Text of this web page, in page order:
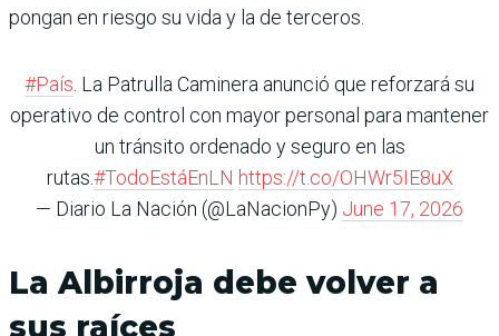
pongan en riesgo su vida y la de terceros.
#País. La Patrulla Caminera anunció que reforzará su
operativo de control con mayor personal para mantener
un tránsito ordenado y seguro en las
rutas.#TodoEstáEnLN https://t.co/OHWr5IE8uX
— Diario La Nación (@LaNacionPy) June 17, 2026
La Albirroja debe volver a
sus raíces